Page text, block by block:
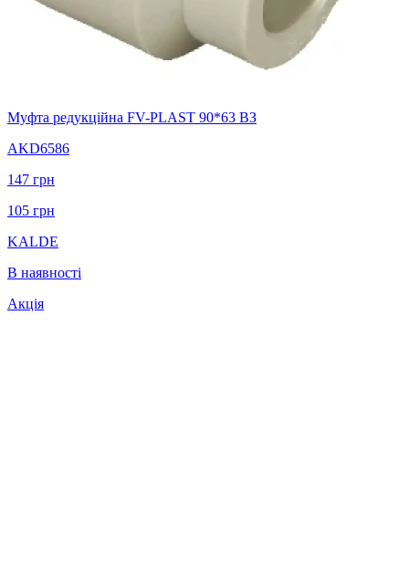
Муфта редукційна FV-PLAST 90*63 ВЗ
AKD6586
147 грн
105 грн
KALDE
В наявності
Акція